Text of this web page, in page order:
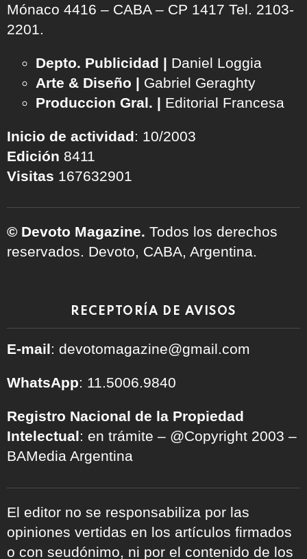
Mónaco 4416 – CABA – CP 1417 Tel. 2103-
2201.
Depto. Publicidad | Daniel Loggia
Arte & Diseño | Gabriel Geraghty
Produccion Gral. | Editorial Francesa
Inicio de actividad: 10/2003
Edición 8411
Visitas 167632901
© Devoto Magazine. Todos los derechos
reservados. Devoto, CABA, Argentina.
RECEPTORÍA DE AVISOS
E-mail: devotomagazine@gmail.com
WhatsApp: 11.5006.9840
Registro Nacional de la Propiedad
Intelectual: en trámite – @Copyright 2003 –
BAMedia Argentina
El editor no se responsabiliza por las
opiniones vertidas en los artículos firmados
o con seudónimo, ni por el contenido de los